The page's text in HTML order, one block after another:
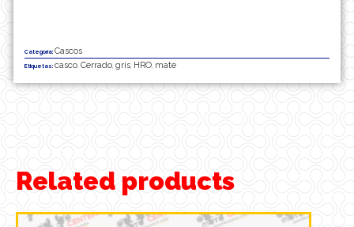
Categoría: Cascos
Etiquetas: casco, Cerrado, gris, HRO, mate
Related products